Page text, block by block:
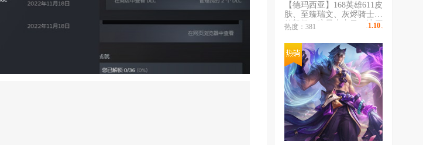
【德玛西亚】168英雄611皮
肤、至臻瑞文、灰烬骑士莫
德凯撒、暗星大虫子、冰原
狙击、卧虎藏龙、梦游仙境
安妮、大元素使拉克丝、
DJ娑娜、电玩阿狸、电玩
女枪、电玩瑞
热度：381 1.10